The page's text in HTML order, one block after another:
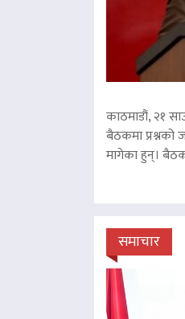
काठमाडौं, २१
बैठकमा प्रश्नको
मागेका हुन्।
समाचार